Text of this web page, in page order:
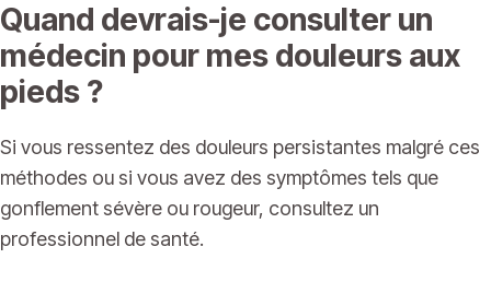
Quand devrais-je consulter un
médecin pour mes douleurs aux
pieds ?
Si vous ressentez des douleurs persistantes malgré ces
méthodes ou si vous avez des symptômes tels que
gonflement sévère ou rougeur, consultez un
professionnel de santé.